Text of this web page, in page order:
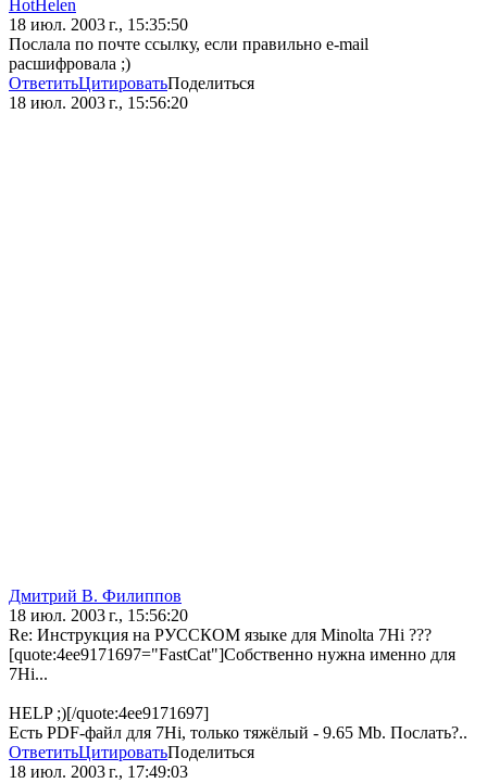
HotHelen
18 июл. 2003 г., 15:35:50
Послала по почте ссылку, если правильно e-mail
расшифровала ;)
ОтветитьЦитироватьПоделиться
18 июл. 2003 г., 15:56:20
Дмитрий В. Филиппов
18 июл. 2003 г., 15:56:20
Re: Инструкция на РУССКОМ языке для Minolta 7Hi ???
[quote:4ee9171697="FastCat"]Собственно нужна именно для
7Hi...
HELP ;)[/quote:4ee9171697]
Есть PDF-файл для 7Hi, только тяжёлый - 9.65 Mb. Послать?..
ОтветитьЦитироватьПоделиться
18 июл. 2003 г., 17:49:03